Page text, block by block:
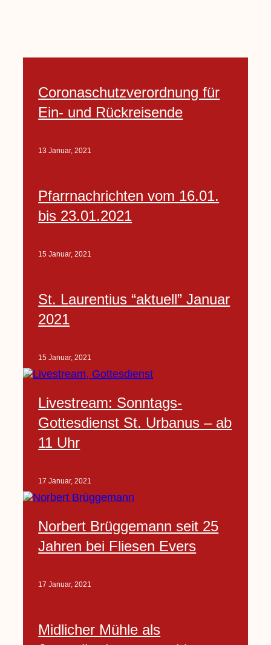
Coronaschutzverordnung für
Ein- und Rückreisende
13 Januar, 2021
Pfarrnachrichten vom 16.01.
bis 23.01.2021
15 Januar, 2021
St. Laurentius “aktuell” Januar
2021
15 Januar, 2021
Livestream: Sonntags-
Gottesdienst St. Urbanus – ab
11 Uhr
17 Januar, 2021
Norbert Brüggemann seit 25
Jahren bei Fliesen Evers
17 Januar, 2021
Midlicher Mühle als